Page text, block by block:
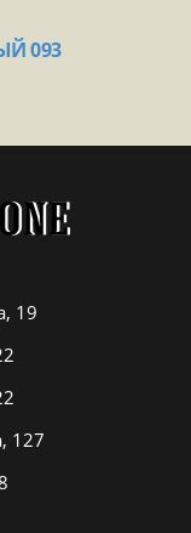
093
19
127